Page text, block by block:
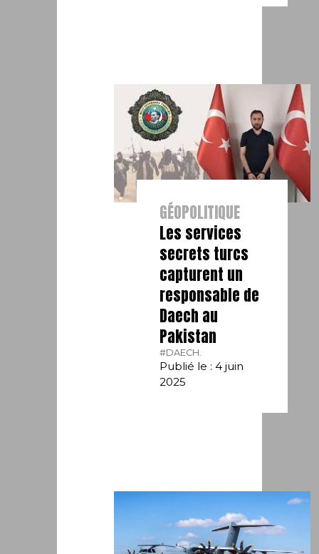
GÉOPOLITIQUE
Les services
secrets turcs
capturent un
responsable de
Daech au
Pakistan
#DAECH.
Publié le : 4 juin
2025